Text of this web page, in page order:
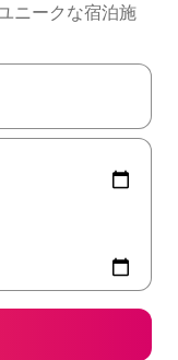
ニークな宿泊施
を使って移動するか